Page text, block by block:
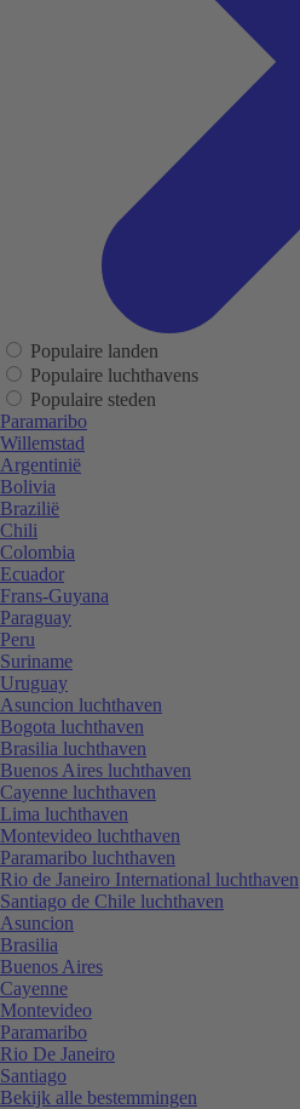
Populaire landen
Populaire luchthavens
Populaire steden
Paramaribo
Willemstad
Argentinië
Bolivia
Brazilië
Chili
Colombia
Ecuador
Frans-Guyana
Paraguay
Peru
Suriname
Uruguay
Asuncion luchthaven
Bogota luchthaven
Brasilia luchthaven
Buenos Aires luchthaven
Cayenne luchthaven
Lima luchthaven
Montevideo luchthaven
Paramaribo luchthaven
Rio de Janeiro International luchthaven
Santiago de Chile luchthaven
Asuncion
Brasilia
Buenos Aires
Cayenne
Montevideo
Paramaribo
Rio De Janeiro
Santiago
Bekijk alle bestemmingen